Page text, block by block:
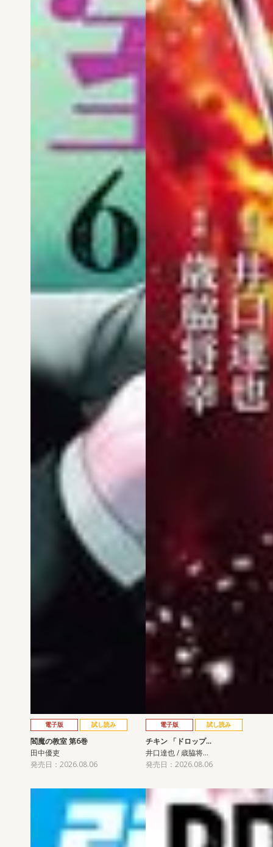
電子版 試し読み
閻魔の教室 第6巻
田中優吏
発売日：2026.08.06
電子版 試し読み
チキン 「ドロップ…
井口達也 / 歳脇将…
発売日：2026.08.06